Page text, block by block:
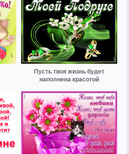
Пусть твоя жизнь будет
наполнена красотой